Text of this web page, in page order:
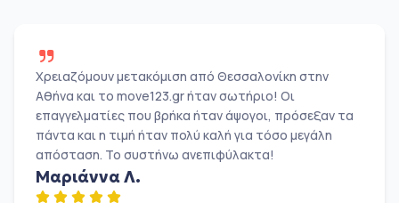
Χρειαζόμουν μετακόμιση από Θεσσαλονίκη στην
Αθήνα και το move123.gr ήταν σωτήριο! Οι
επαγγελματίες που βρήκα ήταν άψογοι, πρόσεξαν τα
πάντα και η τιμή ήταν πολύ καλή για τόσο μεγάλη
απόσταση. Το συστήνω ανεπιφύλακτα!
Μαριάννα Λ.